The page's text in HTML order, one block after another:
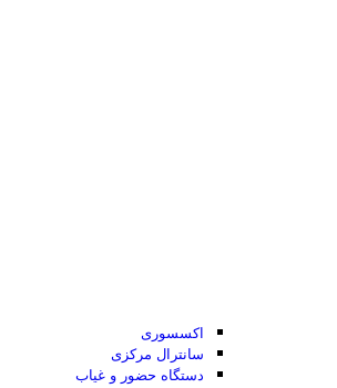
اکسسوری
سانترال مرکزی
دستگاه حضور و غیاب